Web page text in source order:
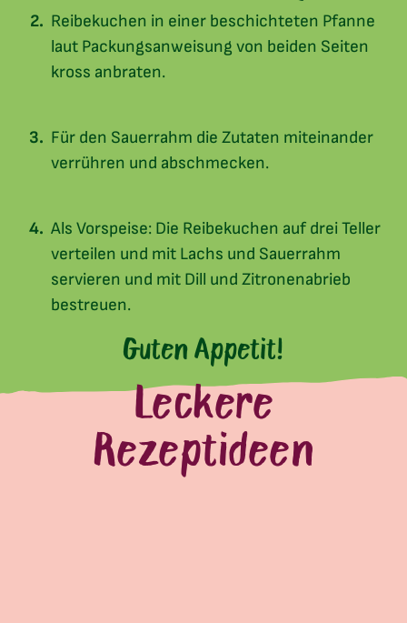
Reibekuchen in einer beschichteten Pfanne
laut Packungsanweisung von beiden Seiten
kross anbraten.
Für den Sauerrahm die Zutaten miteinander
verrühren und abschmecken.
Als Vorspeise: Die Reibekuchen auf drei Teller
verteilen und mit Lachs und Sauerrahm
servieren und mit Dill und Zitronenabrieb
bestreuen.
Guten Appetit!
Leckere
Rezeptideen